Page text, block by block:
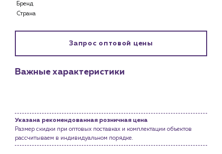
Клиентам
Снабженцам и подрядным организациям
О компании
История компании
Бренд
Страна
Запрос оптовой цены
Важные характеристики
Указана рекомендованная розничная цена
Размер скидки при оптовых поставках и комплектации объектов
рассчитываем в индивидуальном порядке.